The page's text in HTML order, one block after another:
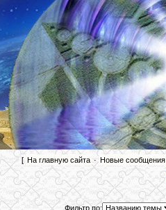
[ На главную сайта · Новые сообщения
Фильтр по: